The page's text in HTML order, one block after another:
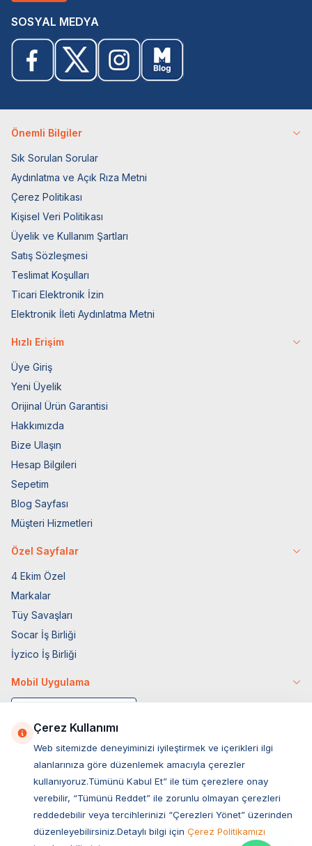
SOSYAL MEDYA
Önemli Bilgiler
Sık Sorulan Sorular
Aydınlatma ve Açık Rıza Metni
Çerez Politikası
Kişisel Veri Politikası
Üyelik ve Kullanım Şartları
Satış Sözleşmesi
Teslimat Koşulları
Ticari Elektronik İzin
Elektronik İleti Aydınlatma Metni
Hızlı Erişim
Üye Giriş
Yeni Üyelik
Orijinal Ürün Garantisi
Hakkımızda
Bize Ulaşın
Hesap Bilgileri
Sepetim
Blog Sayfası
Müşteri Hizmetleri
Özel Sayfalar
4 Ekim Özel
Markalar
Tüy Savaşları
Socar İş Birliği
İyzico İş Birliği
Mobil Uygulama
Müşteri Hizmetleri
Çerez Kullanımı
Web sitemizde deneyiminizi iyileştirmek ve içerikleri ilgi
alanlarınıza göre düzenlemek amacıyla çerezler
kullanıyoruz.Tümünü Kabul Et” ile tüm çerezlere onay
verebilir, “Tümünü Reddet” ile zorunlu olmayan çerezleri
reddedebilir veya tercihlerinizi “Çerezleri Yönet” üzerinden
düzenleyebilirsiniz.Detaylı bilgi için Çerez Politikamızı